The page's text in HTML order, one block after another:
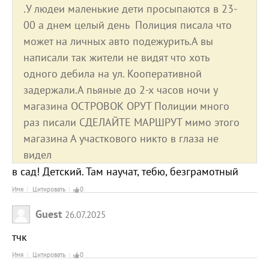
.У людеи маленькие дети просыпаются в 23-
00 а днем целый день Полиция писала что
может на личных авто подежурить.А вы
написали так жители не видят что хоть
одного дебила на ул. Кооперативной
задержали.А пьяные до 2-х часов ночи у
магазина ОСТРОВОК ОРУТ Полиции много
раз писали СДЕЛАЙТЕ МАРШРУТ мимо этого
магазина А участкового никто в глаза не
видел
в сад! Детский. Там научат, тебю, безграмотный
Имя Цитировать 0
Guest 26.07.2025
тчк
Имя Цитировать 0